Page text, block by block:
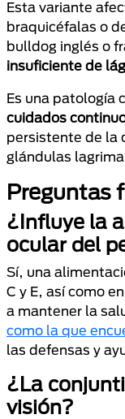
Esta variante
braquicéfalas o
bulldog inglés o
insuficiente de
Es una patología
cuidados
persistente de la
glándulas
Preguntas
¿Influye la
ocular del
Sí, una
C y E, así como
a mantener la
como la que
las defensas y
¿La
visión?